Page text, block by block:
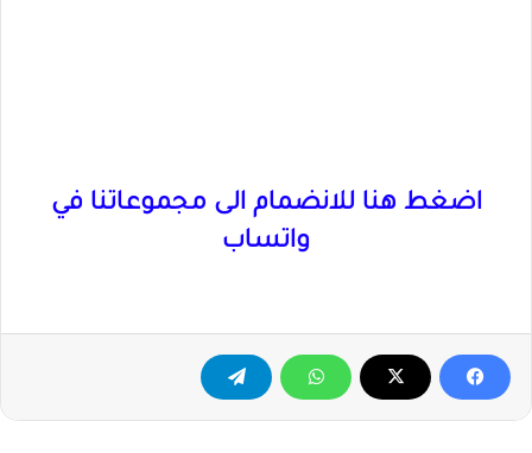
اضغط هنا للانضمام الى مجموعاتنا في
واتساب